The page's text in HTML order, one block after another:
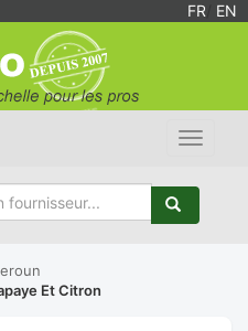
FR EN
Toggle
Et Citron